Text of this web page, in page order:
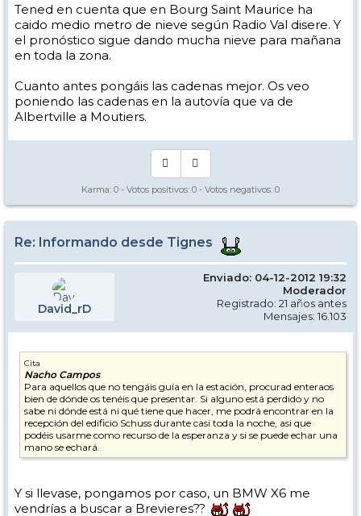
Tened en cuenta que en Bourg Saint Maurice ha
caido medio metro de nieve según Radio Val disere. Y
el pronóstico sigue dando mucha nieve para mañana
en toda la zona.
Cuanto antes pongáis las cadenas mejor. Os veo
poniendo las cadenas en la autovía que va de
Albertville a Moutiers.
Karma: 0 - Votos positivos: 0 - Votos negativos: 0
Re: Informando desde Tignes
David_rD
Enviado: 04-12-2012 19:32
Moderador
Registrado: 21 años antes
Mensajes: 16.103
Cita
Nacho Campos
Para aquellos que no tengáis guía en la estación, procurad enteraos
bien de dónde os tenéis que presentar. Si alguno está perdido y no
sabe ni dónde está ni qué tiene que hacer, me podrá encontrar en la
recepción del edificio Schuss durante casi toda la noche, asi que
podéis usarme como recurso de la esperanza y si se puede echar una
mano se echará.
Y si llevase, pongamos por caso, un BMW X6 me
vendrías a buscar a Brevieres??